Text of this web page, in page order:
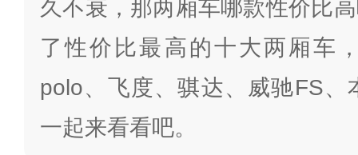
久不衰，那两厢车哪款性价比
了性价比最高的十大两厢车
polo、飞度、骐达、威驰FS、
一起来看看吧。